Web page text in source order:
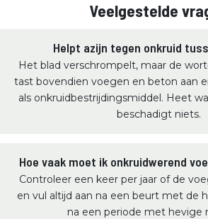
Veelgestelde
Helpt azijn tegen onkruid
Het blad verschrompelt, maar de
tast bovendien voegen en beton aan
als onkruidbestrijdingsmiddel. Heet
beschadigt niets.
Hoe vaak moet ik onkruidwerend
Controleer een keer per jaar of de
en vul altijd aan na een beurt met de
na een periode met hevige